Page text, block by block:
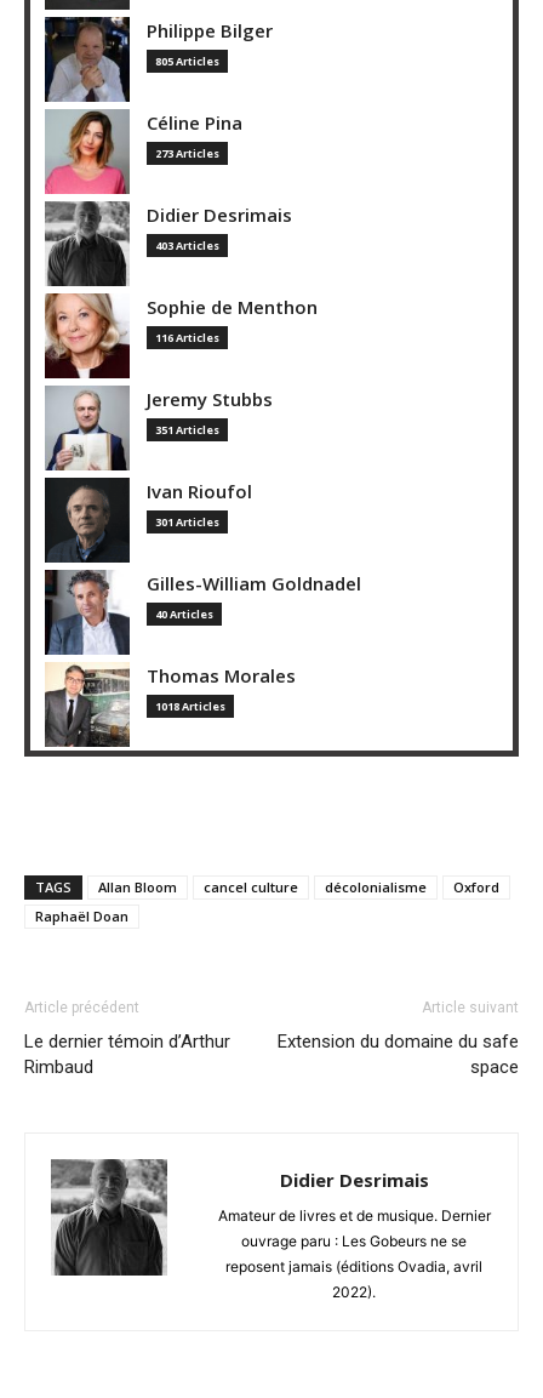
Philippe Bilger
805 Articles
Céline Pina
273 Articles
Didier Desrimais
403 Articles
Sophie de Menthon
116 Articles
Jeremy Stubbs
351 Articles
Ivan Rioufol
301 Articles
Gilles-William Goldnadel
40 Articles
Thomas Morales
1018 Articles
TAGS Allan Bloom cancel culture décolonialisme
Oxford
Raphaël Doan
Article précédent
Le dernier témoin d’Arthur
Rimbaud
Article suivant
Extension du domaine du safe
space
Didier Desrimais
Amateur de livres et de musique. Dernier
ouvrage paru : Les Gobeurs ne se
reposent jamais (éditions Ovadia, avril
2022).